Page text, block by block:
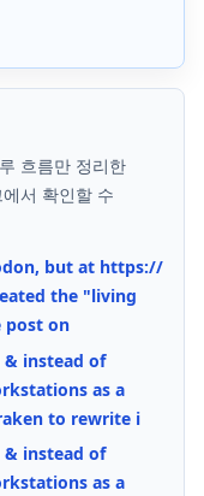
흐름만 정리한
서 확인할 수
but at https://
the "living
post on
& instead of
as a
to rewrite i
& instead of
as a